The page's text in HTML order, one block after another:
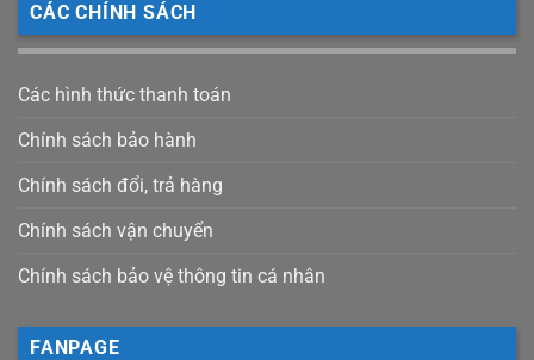
CÁC CHÍNH SÁCH
Các hình thức thanh toán
Chính sách bảo hành
Chính sách đổi, trả hàng
Chính sách vận chuyển
Chính sách bảo vệ thông tin cá nhân
FANPAGE